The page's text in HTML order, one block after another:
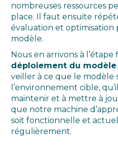
nombreuses ressources
place. Il faut ensuite
évaluation et
modèle.
Nous en arrivons à
déploiement du modèle
veiller à ce que le modèle
l’environnement cible,
maintenir et à mettre à
que notre machine
soit fonctionnelle et
régulièrement.